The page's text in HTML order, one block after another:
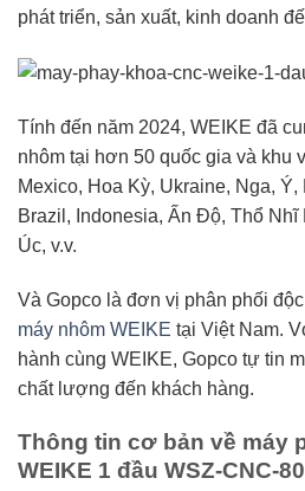
phát triển, sản xuất, kinh doanh
Tính đến năm 2024, WEIKE đã
nhôm tại hơn 50 quốc gia và khu
Mexico, Hoa Kỳ, Ukraine, Nga,
Brazil, Indonesia, Ấn Độ, Thổ Nhĩ
Úc, v.v.
Và Gopco là đơn vị phân phối
máy nhôm WEIKE tại Việt Nam.
hành cùng WEIKE, Gopco tự tin
chất lượng đến khách hàng.
Thông tin cơ bản về máy
WEIKE 1 đầu WSZ-CNC-